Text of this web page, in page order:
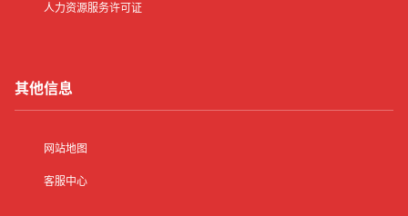
人力资源服务许可证
其他信息
网站地图
客服中心